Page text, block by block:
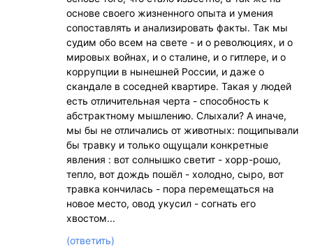
основе своего жизненного опыта и умения
сопоставлять и анализировать факты. Так мы
судим обо всем на свете - и о революциях, и о
мировых войнах, и о сталине, и о гитлере, и о
коррупции в нынешней России, и даже о
скандале в соседней квартире. Такая у людей
есть отличительная черта - способность к
абстрактному мышлению. Слыхали? А иначе,
мы бы не отличались от животных: пощипывали
бы травку и только ощущали конкретные
явления : вот солнышко светит - хорр-рошо,
тепло, вот дождь пошёл - холодно, сыро, вот
травка кончилась - пора перемещаться на
новое место, овод укусил - согнать его
хвостом...
(ответить)